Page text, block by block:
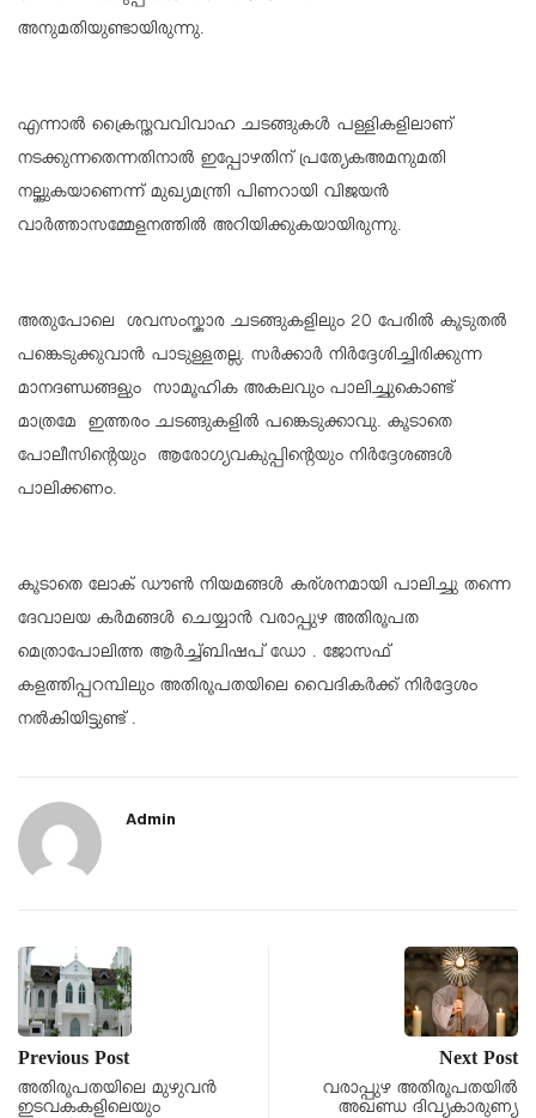
അനുമതിയുണ്ടായിരുന്നു.
എന്നാല്‍ ക്രൈസ്തവവിവാഹ ചടങ്ങുകള്‍ പള്ളികളിലാണ്
നടക്കുന്നതെന്നതിനാല്‍ ഇപ്പോഴതിന് പ്രത്യേകഅമനുമതി
നല്കുകയാണെന്ന് മുഖ്യമന്ത്രി പിണറായി വിജയന്‍
വാര്‍ത്താസമ്മേളനത്തില്‍ അറിയിക്കുകയായിരുന്നു.
അതുപോലെ ശവസംസ്കാര ചടങ്ങുകളിലും 20 പേരിൽ കൂടുതൽ
പങ്കെടുക്കുവാൻ പാടുള്ളതല്ല. സർക്കാർ നിർദ്ദേശിച്ചിരിക്കുന്ന
മാനദണ്ഡങ്ങളും സാമൂഹിക അകലവും പാലിച്ചുകൊണ്ട്
മാത്രമേ ഇത്തരം ചടങ്ങുകളിൽ പങ്കെടുക്കാവു. കൂടാതെ
പോലീസിന്റെയും ആരോഗ്യവകുപ്പിന്റെയും നിർദ്ദേശങ്ങൾ
പാലിക്കണം.
കൂടാതെ ലോക് ഡൗൺ നിയമങ്ങൾ കര്ശനമായി പാലിച്ചു തന്നെ
ദേവാലയ കർമങ്ങൾ ചെയ്യാൻ വരാപ്പുഴ അതിരൂപത
മെത്രാപോലിത്ത ആർച്ച്ബിഷപ് ഡോ . ജോസഫ്
കളത്തിപ്പറമ്പിലും അതിരൂപതയിലെ വൈദികർക്ക് നിർദ്ദേശം
നൽകിയിട്ടുണ്ട് .
Admin
Previous Post
അതിരൂപതയിലെ മുഴുവൻ
ഇടവകകളിലെയും
Next Post
വരാപ്പുഴ അതിരൂപതയിൽ
അഖണ്ഡ ദിവ്യകാരുണ്യ